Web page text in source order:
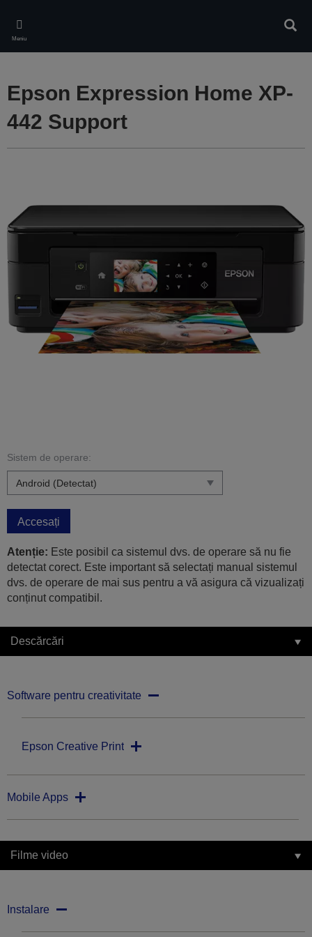
main
content
Meniu
Epson Expression Home XP-
442 Support
Sistem de operare:
Accesați
Atenție: Este posibil ca sistemul dvs. de operare să nu fie
detectat corect. Este important să selectați manual sistemul
dvs. de operare de mai sus pentru a vă asigura că vizualizați
conținut compatibil.
Descărcări
Software pentru creativitate
Epson Creative Print
Mobile Apps
Filme video
Instalare